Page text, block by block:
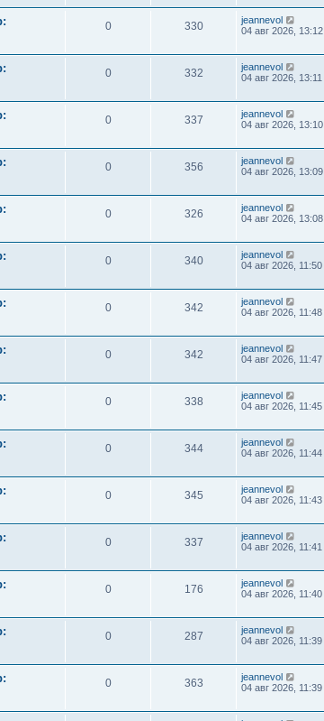
0 330
jeannevol
04 авг 2026, 13:12
0 332
jeannevol
04 авг 2026, 13:11
0 337
jeannevol
04 авг 2026, 13:10
0 356
jeannevol
04 авг 2026, 13:09
0 326
jeannevol
04 авг 2026, 13:08
0 340
jeannevol
04 авг 2026, 11:50
0 342
jeannevol
04 авг 2026, 11:48
0 342
jeannevol
04 авг 2026, 11:47
0 338
jeannevol
04 авг 2026, 11:45
0 344
jeannevol
04 авг 2026, 11:44
0 345
jeannevol
04 авг 2026, 11:43
0 337
jeannevol
04 авг 2026, 11:41
0 176
jeannevol
04 авг 2026, 11:40
0 287
jeannevol
04 авг 2026, 11:39
0 363
jeannevol
04 авг 2026, 11:39